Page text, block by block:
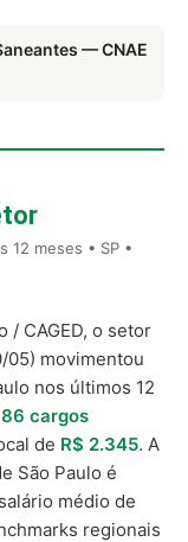
— CNAE
12 meses • SP •
/ CAGED, o setor
05) movimentou
nos últimos 12
86 cargos
de R$ 2.345. A
São Paulo é
médio de
regionais